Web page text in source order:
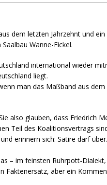
dem letzten Jahrzehnt und
Wanne-Eickel.
international wieder
liegt.
man das Maßband aus
also glauben, dass Friedrich
Teil des Koalitionsvertrags
erinnern sich: Satire darf
– im feinsten Ruhrpott-
Faktenersatz, aber ein